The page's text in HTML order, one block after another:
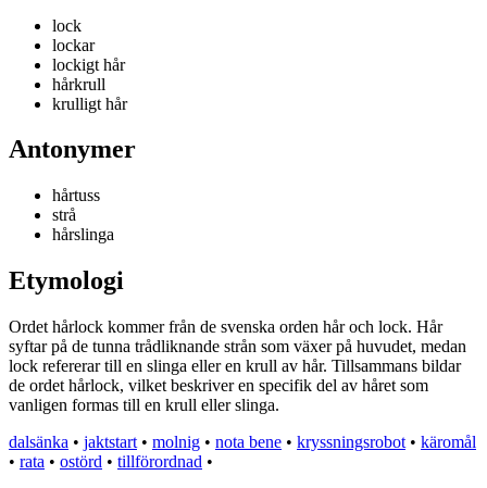
lock
lockar
lockigt hår
hårkrull
krulligt hår
Antonymer
hårtuss
strå
hårslinga
Etymologi
Ordet hårlock kommer från de svenska orden hår och lock. Hår
syftar på de tunna trådliknande strån som växer på huvudet, medan
lock refererar till en slinga eller en krull av hår. Tillsammans bildar
de ordet hårlock, vilket beskriver en specifik del av håret som
vanligen formas till en krull eller slinga.
dalsänka • jaktstart • molnig • nota bene • kryssningsrobot • käromål
• rata • ostörd • tillförordnad •